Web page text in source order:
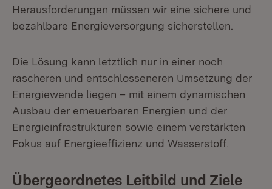
Herausforderungen müssen wir eine sichere und
bezahlbare Energieversorgung sicherstellen.
Die Lösung kann letztlich nur in einer noch
rascheren und entschlosseneren Umsetzung der
Energiewende liegen – mit einem dynamischen
Ausbau der erneuerbaren Energien und der
Energieinfrastrukturen sowie einem verstärkten
Fokus auf Energieeffizienz und Wasserstoff.
Übergeordnetes Leitbild und Ziele